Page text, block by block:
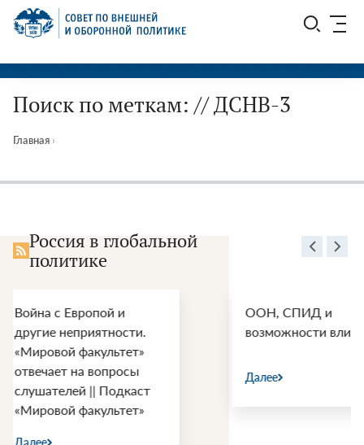
Перейти
СВОП
Поиск по меткам: // ДСНВ-3
Главная ›
Россия в глобальной
политике
ООН, СПИД и
возможности влияния
Далее